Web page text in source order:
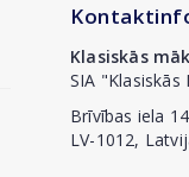
Klasiskās
SIA "Klasiskās
Brīvības iela
LV-1012,